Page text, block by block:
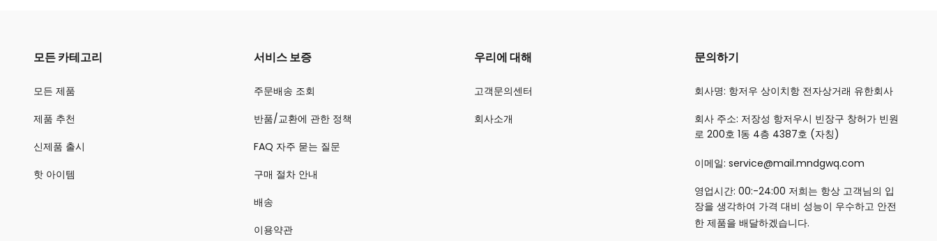
모든 카테고리
모든 제품
제품 추천
신제품 출시
핫 아이템
서비스 보증
주문배송 조회
반품/교환에 관한 정책
FAQ 자주 묻는 질문
구매 절차 안내
배송
이용약관
우리에 대해
고객문의센터
회사소개
문의하기
회사명: 항저우 상이치항 전자상거래 유한회사
회사 주소: 저장성 항저우시 빈장구 창허가 빈원
로 200호 1동 4층 4387호 (자칭)
이메일: service@mail.mndgwq.com
영업시간: 00:-24:00 저희는 항상 고객님의 입
장을 생각하여 가격 대비 성능이 우수하고 안전
한 제품을 배달하겠습니다.